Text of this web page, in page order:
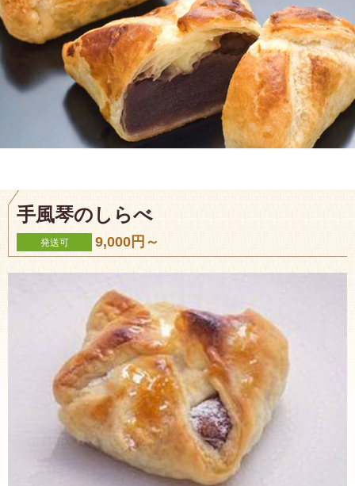
手風琴のしらべ
発送可 9,000円～